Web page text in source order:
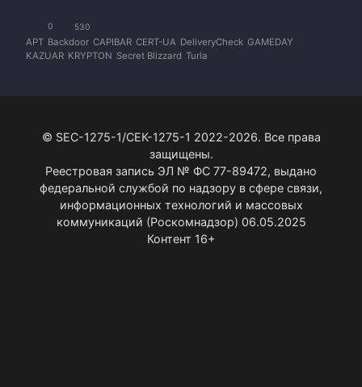
0 530
APT Backdoor CAPIBAR CERT-UA DeliveryCheck GAMEDAY
KAZUAR KRYPTON Secret Blizzard Turla
© SEC-1275-1/СЕК-1275-1 2022-2026. Все права
защищены.
Реестровая запись ЭЛ № ФС 77-89472, выдано
федеральной службой по надзору в сфере связи,
информационных технологий и массовых
коммуникаций (Роскомнадзор) 06.05.2025
Контент 16+